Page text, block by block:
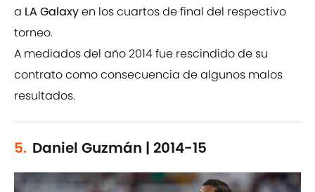
a LA Galaxyen los cuartos de final del respectivo
torneo.
A mediados del año 2014 fue rescindido de su
contrato como consecuencia de algunos malos
resultados.
5. Daniel Guzmán | 2014-15